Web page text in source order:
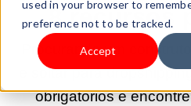
used in your browser to
preference not to be tracked.
Accept
8 recursos
Procurando um
e soltar para
obrigatórios e